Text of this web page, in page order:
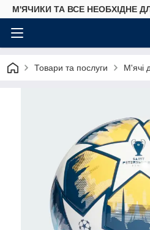
М'ЯЧИКИ ТА ВСЕ НЕОБХІДНЕ
Товари та послуги М'ячі